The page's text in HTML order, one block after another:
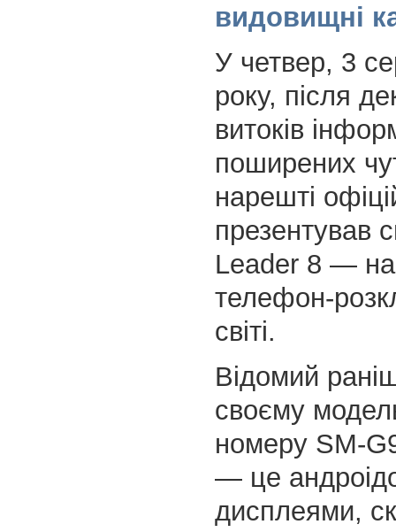
видовищні
У четвер, 3
року, після
витоків
поширених
нарешті
презентував
Leader 8 —
телефон-
світі.
Відомий
своєму
номеру SM-
— це
дисплеями,